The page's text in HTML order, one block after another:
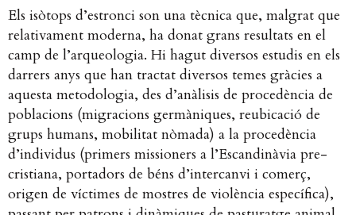
Els isòtops d’estronci son una tècnica que, malgrat que
relativament moderna, ha donat grans resultats en el
camp de l’arqueologia. Hi hagut diversos estudis en els
darrers anys que han tractat diversos temes gràcies a
aquesta metodologia, des d’anàlisis de procedència de
poblacions (migracions germàniques, reubicació de
grups humans, mobilitat nòmada) a la procedència
d’individus (primers missioners a l’Escandinàvia pre-
cristiana, portadors de béns d’intercanvi i comerç,
origen de víctimes de mostres de violència específica),